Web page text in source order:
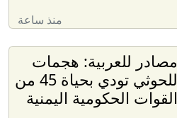
منذ ساعة
مصادر للعربية: هجمات
للحوثي تودي بحياة 45 من
القوات الحكومية اليمنية